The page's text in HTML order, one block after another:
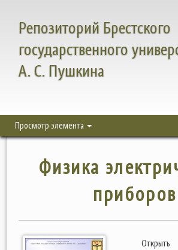
Репозиторий Брестского
государственного
А. С. Пушкина
Просмотр элемента
Физика
приборов
Открыть